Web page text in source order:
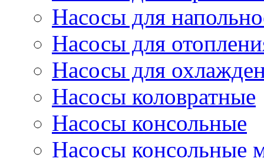
Насосы для
Насосы для
Насосы для
Насосы коловратные
Насосы консольные
Насосы консольные